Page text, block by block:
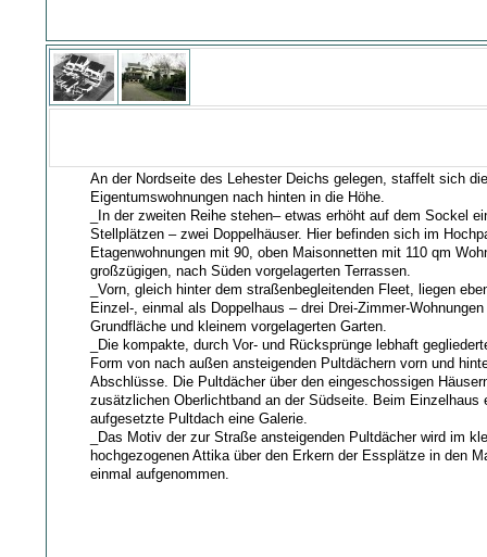
An der Nordseite des Lehester Deichs gelegen, staffelt sich
Eigentumswohnungen nach hinten in die Höhe.
_In der zweiten Reihe stehen– etwas erhöht auf dem Sockel
Stellplätzen – zwei Doppelhäuser. Hier befinden sich im
Etagenwohnungen mit 90, oben Maisonnetten mit 110 qm
großzügigen, nach Süden vorgelagerten Terrassen.
_Vorn, gleich hinter dem straßenbegleitenden Fleet, liegen
Einzel-, einmal als Doppelhaus – drei Drei-Zimmer-
Grundfläche und kleinem vorgelagerten Garten.
_Die kompakte, durch Vor- und Rücksprünge lebhaft
Form von nach außen ansteigenden Pultdächern vorn und
Abschlüsse. Die Pultdächer über den eingeschossigen
zusätzlichen Oberlichtband an der Südseite. Beim Einzelhaus
aufgesetzte Pultdach eine Galerie.
_Das Motiv der zur Straße ansteigenden Pultdächer wird im
hochgezogenen Attika über den Erkern der Essplätze in den
einmal aufgenommen.